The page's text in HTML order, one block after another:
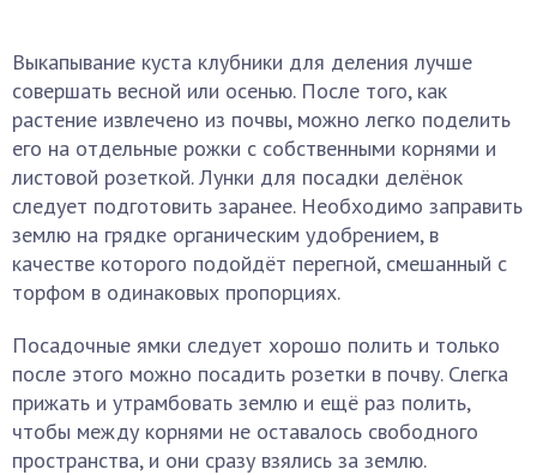
Выкапывание куста клубники для деления лучше
совершать весной или осенью. После того, как
растение извлечено из почвы, можно легко поделить
его на отдельные рожки с собственными корнями и
листовой розеткой. Лунки для посадки делёнок
следует подготовить заранее. Необходимо заправить
землю на грядке органическим удобрением, в
качестве которого подойдёт перегной, смешанный с
торфом в одинаковых пропорциях.
Посадочные ямки следует хорошо полить и только
после этого можно посадить розетки в почву. Слегка
прижать и утрамбовать землю и ещё раз полить,
чтобы между корнями не оставалось свободного
пространства, и они сразу взялись за землю.